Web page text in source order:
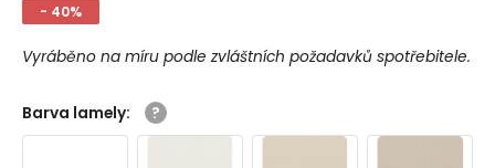
- 40%
Vyráběno na míru podle zvláštních požadavků spotřebitele.
Barva lamely: